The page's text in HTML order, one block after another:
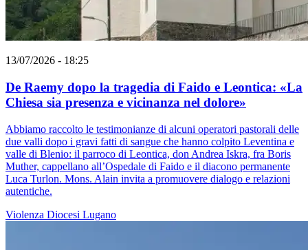
13/07/2026 - 18:25
De Raemy dopo la tragedia di Faido e Leontica: «La
Chiesa sia presenza e vicinanza nel dolore»
Abbiamo raccolto le testimonianze di alcuni operatori pastorali delle
due valli dopo i gravi fatti di sangue che hanno colpito Leventina e
valle di Blenio: il parroco di Leontica, don Andrea Iskra, fra Boris
Muther, cappellano all’Ospedale di Faido e il diacono permanente
Luca Turlon. Mons. Alain invita a promuovere dialogo e relazioni
autentiche.
Violenza Diocesi Lugano